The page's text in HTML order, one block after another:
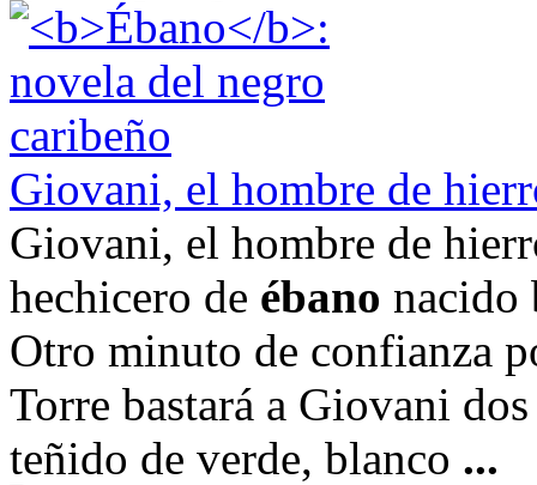
Giovani, el hombre de
Giovani, el hombre de
hechicero de ébano nacido
Otro minuto de confianza
Torre bastará a Giovani
teñido de verde, blanco ...